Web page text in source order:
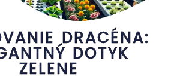
DRACÉNA:
DOTYK
ZELENE